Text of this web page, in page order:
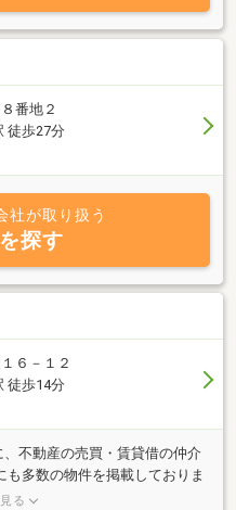
番地２
徒歩27分
社が取り扱う
探す
６－１２
徒歩14分
不動産の売買・賃貸借の仲介
多数の物件を掲載しておりま
また、誰も住んでいない『空
る